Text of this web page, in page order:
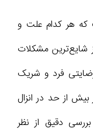
هر کدام علت و
شایع‌ترین مشکلات
فرد و شریک
بیش از حد در انزال
دقیق از نظر